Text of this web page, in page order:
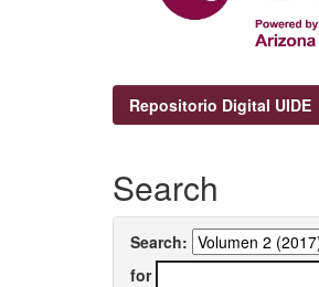
Repositorio Digital UIDE
Search
Search:
for